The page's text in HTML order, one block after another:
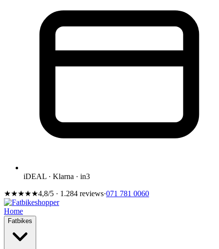
iDEAL · Klarna · in3
★★★★★4,8/5 · 1.284 reviews·071 781 0060
Home
Fatbikes